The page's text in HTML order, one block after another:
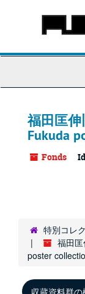
福田匡伸
Fukuda
Fonds
特別コレ
福田
poster
収蔵資料群の